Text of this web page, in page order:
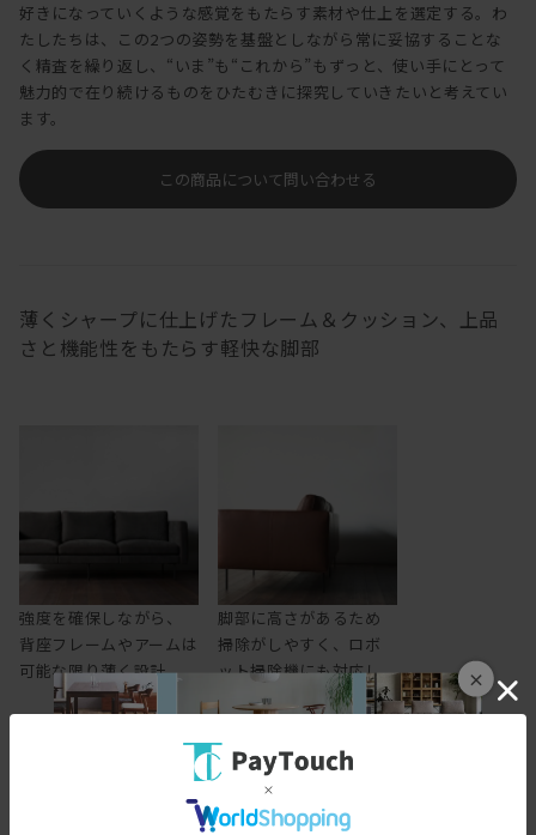
×
この商品について問い合わせる
好きになっていくような感覚をもたらす素材や仕上を選定する。わ
たしたちは、この2つの姿勢を基盤としながら常に妥協することな
く精査を繰り返し、“いま”も“これから”もずっと、使い手にとって
魅力的で在り続けるものをひたむきに探究していきたいと考えてい
ます。
薄くシャープに仕上げたフレーム＆クッション、上品
さと機能性をもたらす軽快な脚部
強度を確保しながら、
背座フレームやアームは
可能な限り薄く設計
脚部に高さがあるため
掃除がしやすく、ロボ
ット掃除機にも対応し
ます